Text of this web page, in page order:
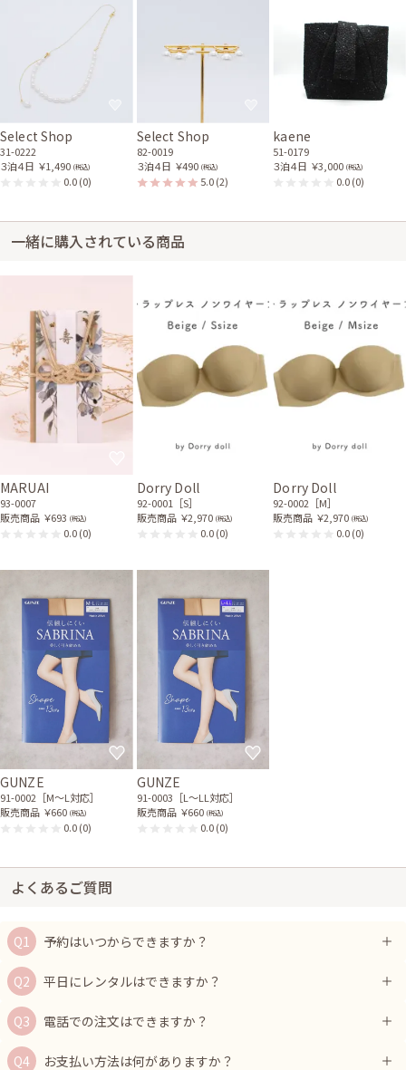
Select Shop
31-0222
３泊４日 ￥1,490 (税込)
0.0(0)
Select Shop
82-0019
３泊４日 ￥490 (税込)
5.0(2)
kaene
51-0179
３泊４日 ￥3,000 (税込)
0.0(0)
一緒に購入されている商品
MARUAI
93-0007
販売商品 ￥693 (税込)
0.0(0)
Dorry Doll
92-0001［S］
販売商品 ￥2,970 (税込)
0.0(0)
Dorry Doll
92-0002［M］
販売商品 ￥2,970 (税込)
0.0(0)
GUNZE
91-0002［M〜L対応］
販売商品 ￥660 (税込)
0.0(0)
GUNZE
91-0003［L〜LL対応］
販売商品 ￥660 (税込)
0.0(0)
よくあるご質問
予約はいつからできますか？
平日にレンタルはできますか？
電話での注文はできますか？
お支払い方法は何がありますか？